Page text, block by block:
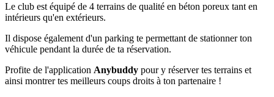
Le club est équipé de 4 terrains de qualité en béton poreux tant en
intérieurs qu'en extérieurs.
Il dispose également d'un parking te permettant de stationner ton
véhicule pendant la durée de ta réservation.
Profite de l'application Anybuddy pour y réserver tes terrains et
ainsi montrer tes meilleurs coups droits à ton partenaire !